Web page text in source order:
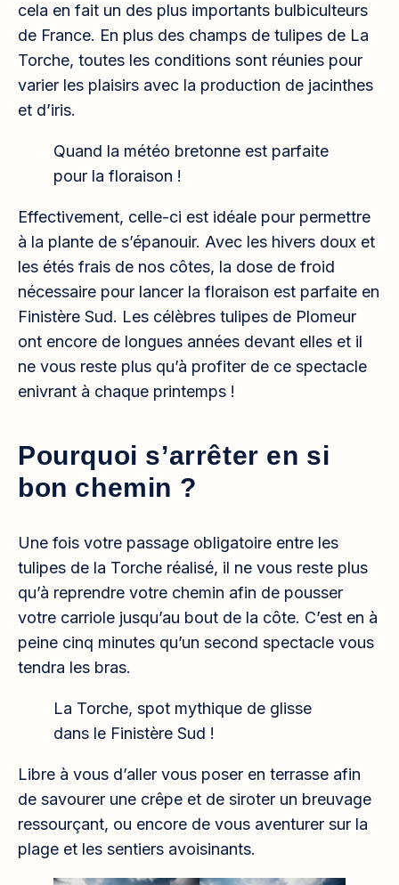
cela en fait un des plus importants bulbiculteurs
de France. En plus des champs de tulipes de La
Torche, toutes les conditions sont réunies pour
varier les plaisirs avec la production de jacinthes
et d’iris.
Quand la météo bretonne est parfaite
pour la floraison !
Effectivement, celle-ci est idéale pour permettre
à la plante de s’épanouir. Avec les hivers doux et
les étés frais de nos côtes, la dose de froid
nécessaire pour lancer la floraison est parfaite en
Finistère Sud. Les célèbres tulipes de Plomeur
ont encore de longues années devant elles et il
ne vous reste plus qu’à profiter de ce spectacle
enivrant à chaque printemps !
Pourquoi s’arrêter en si
bon chemin ?
Une fois votre passage obligatoire entre les
tulipes de la Torche réalisé, il ne vous reste plus
qu’à reprendre votre chemin afin de pousser
votre carriole jusqu’au bout de la côte. C’est en à
peine cinq minutes qu’un second spectacle vous
tendra les bras.
La Torche, spot mythique de glisse
dans le Finistère Sud !
Libre à vous d’aller vous poser en terrasse afin
de savourer une crêpe et de siroter un breuvage
ressourçant, ou encore de vous aventurer sur la
plage et les sentiers avoisinants.